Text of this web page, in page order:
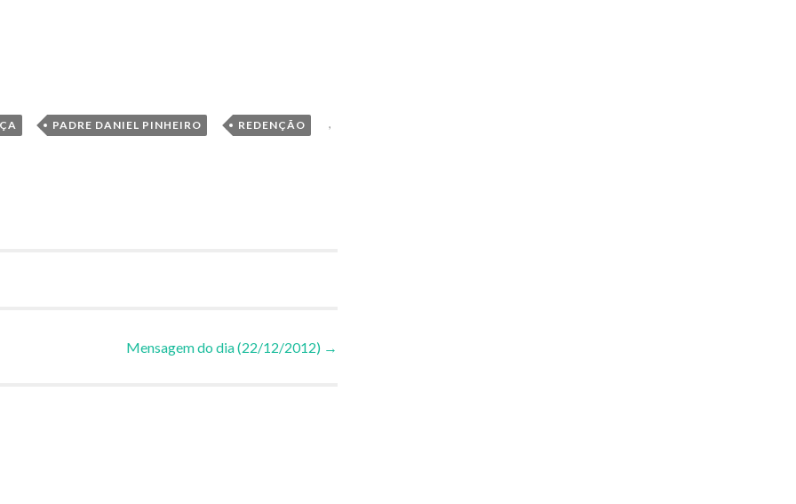
, PADRE DANIEL PINHEIRO , REDENÇÃO ,
Mensagem do dia (22/12/2012) →